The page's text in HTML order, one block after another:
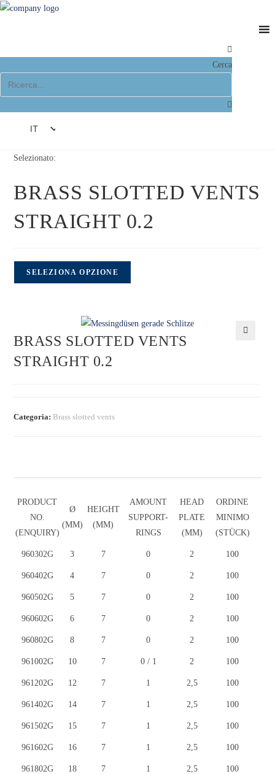
Salta
Cerca
IT
FR
Selezionato:
BRASS SLOTTED VENTS
STRAIGHT 0.2
SELEZIONA OPZIONE
BRASS SLOTTED VENTS
STRAIGHT 0.2
Categoria: Brass slotted vents
PRODUCT
NO.
(ENQUIRY)
Ø
(MM)
HEIGHT
(MM)
AMOUNT
SUPPORT-
RINGS
HEAD
PLATE
(MM)
ORDINE
MINIMO
(STÜCK)
960302G 3 7 0 2 100
960302G
960402G 4 7 0 2 100
960402G
960502G 5 7 0 2 100
960502G
960602G 6 7 0 2 100
960602G
960802G 8 7 0 2 100
960802G
961002G 10 7 0 / 1 2 100
961002G
961202G 12 7 1 2,5 100
961202G
961402G 14 7 1 2,5 100
961402G
961502G 15 7 1 2,5 100
961502G
961602G 16 7 1 2,5 100
961602G
961802G 18 7 1 2,5 100
961802G